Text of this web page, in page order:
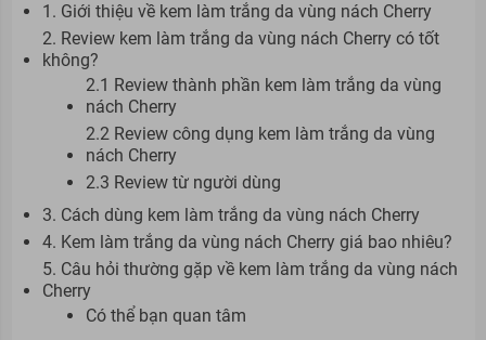
1. Giới thiệu về kem làm trắng da vùng nách Cherry
2. Review kem làm trắng da vùng nách Cherry có tốt
không?
2.1 Review thành phần kem làm trắng da vùng
nách Cherry
2.2 Review công dụng kem làm trắng da vùng
nách Cherry
2.3 Review từ người dùng
3. Cách dùng kem làm trắng da vùng nách Cherry
4. Kem làm trắng da vùng nách Cherry giá bao nhiêu?
5. Câu hỏi thường gặp về kem làm trắng da vùng nách
Cherry
Có thể bạn quan tâm